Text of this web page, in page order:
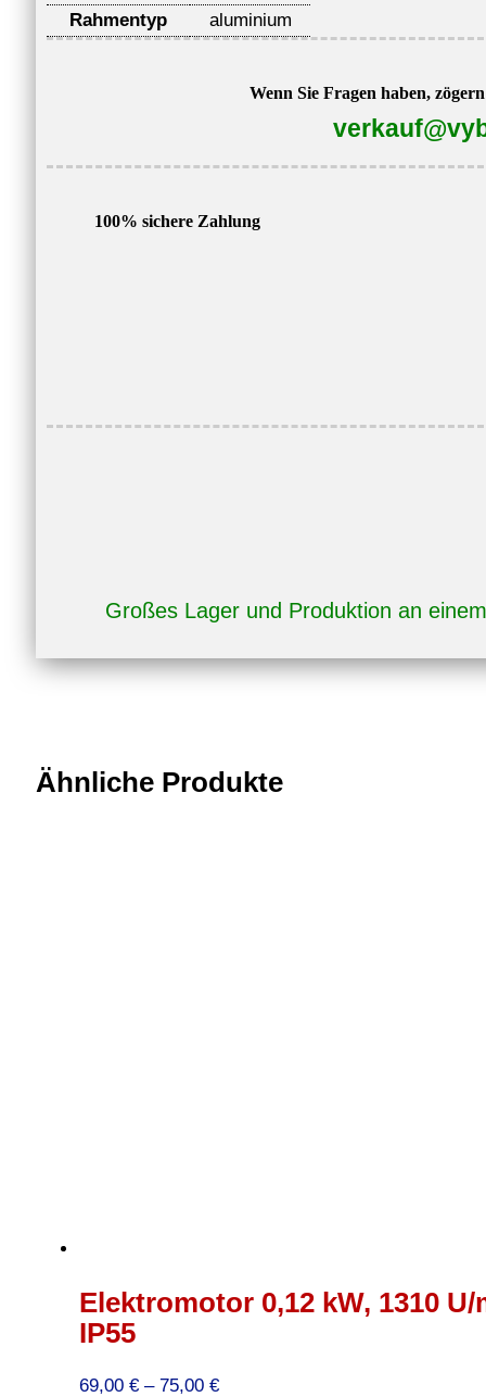
Rahmentyp
aluminium
Wenn Sie Fragen haben,
100% sichere Zahlung
Großes Lager und Produktion an
Ähnliche Produkte
Elektromotor 0,12 kW, 1310 U/
IP55
69,00 € – 75,00 €Preisspanne: